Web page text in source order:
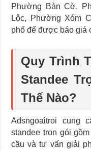
Phường Bàn Cờ,
Lộc, Phường Xóm
phố để được báo giá
Quy Trình
Standee
Thế Nào?
Adsngoaitroi cung
standee trọn gói
cầu và tư vấn giải